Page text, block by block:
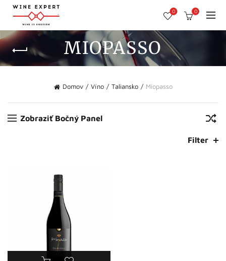
0 0
MIOPASSO
Domov Víno Taliansko Miopasso
Zobraziť Bočný Panel
Filter